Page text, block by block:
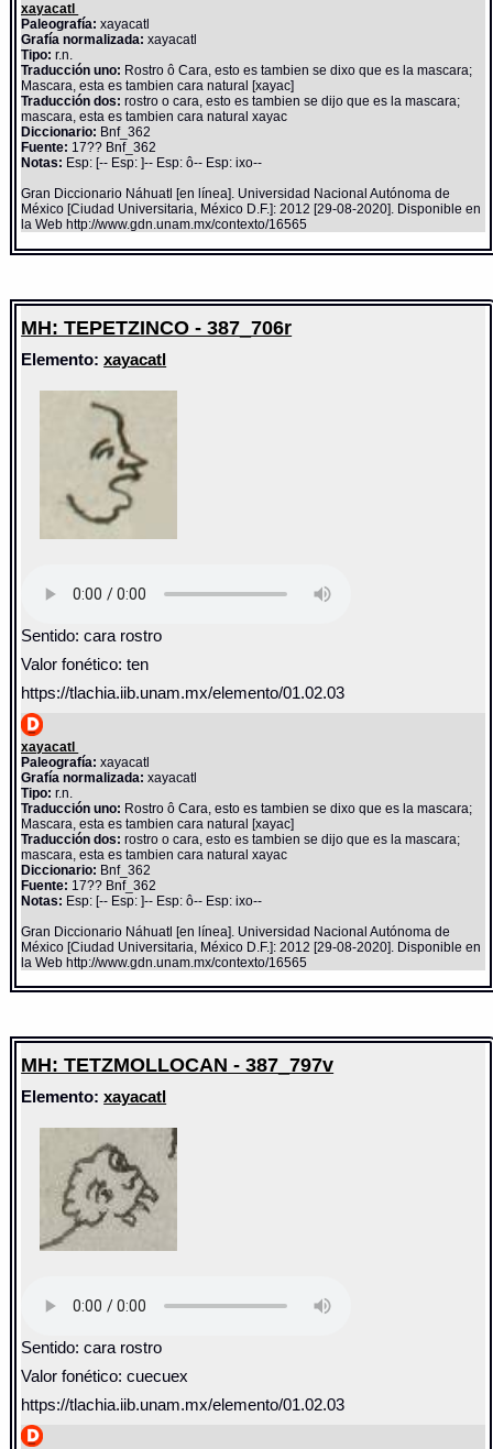
xayacatl
Paleografía: xayacatl
Grafía normalizada: xayacatl
Tipo: r.n.
Traducción uno: Rostro ô Cara, esto es tambien se dixo que es la mascara;
Mascara, esta es tambien cara natural [xayac]
Traducción dos: rostro o cara, esto es tambien se dijo que es la mascara;
mascara, esta es tambien cara natural xayac
Diccionario: Bnf_362
Fuente: 17?? Bnf_362
Notas: Esp: [-- Esp: ]-- Esp: ô-- Esp: ixo--
Gran Diccionario Náhuatl [en línea]. Universidad Nacional Autónoma de
México [Ciudad Universitaria, México D.F.]: 2012 [29-08-2020]. Disponible en
la Web http://www.gdn.unam.mx/contexto/16565
MH: TEPETZINCO - 387_706r
Elemento:xayacatl
Sentido: cara rostro
Valor fonético: ten
https://tlachia.iib.unam.mx/elemento/01.02.03
xayacatl
Paleografía: xayacatl
Grafía normalizada: xayacatl
Tipo: r.n.
Traducción uno: Rostro ô Cara, esto es tambien se dixo que es la mascara;
Mascara, esta es tambien cara natural [xayac]
Traducción dos: rostro o cara, esto es tambien se dijo que es la mascara;
mascara, esta es tambien cara natural xayac
Diccionario: Bnf_362
Fuente: 17?? Bnf_362
Notas: Esp: [-- Esp: ]-- Esp: ô-- Esp: ixo--
Gran Diccionario Náhuatl [en línea]. Universidad Nacional Autónoma de
México [Ciudad Universitaria, México D.F.]: 2012 [29-08-2020]. Disponible en
la Web http://www.gdn.unam.mx/contexto/16565
MH: TETZMOLLOCAN - 387_797v
Elemento:xayacatl
Sentido: cara rostro
Valor fonético: cuecuex
https://tlachia.iib.unam.mx/elemento/01.02.03